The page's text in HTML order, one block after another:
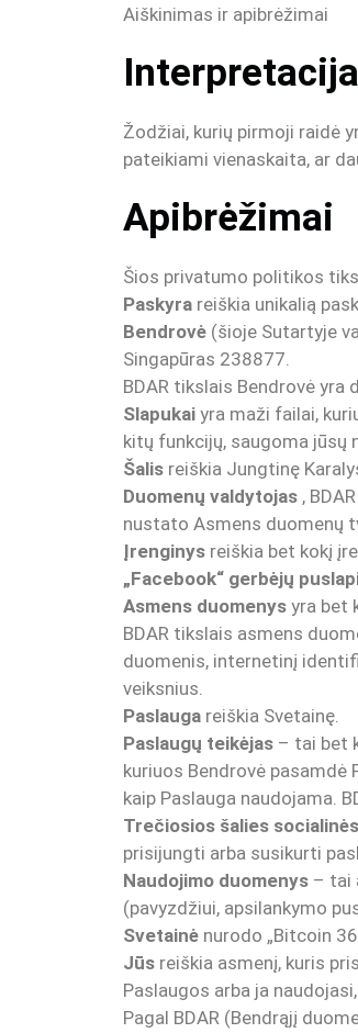
Aiškinimas ir apibrėžimai
Interpretacija
Žodžiai, kurių pirmoji raidė
pateikiami vienaskaita, ar
Apibrėžimai
Šios privatumo politikos
Paskyra reiškia unikalią
Bendrovė (šioje Sutartyje
Singapūras 238877.
BDAR tikslais Bendrovė yra
Slapukai yra maži failai,
kitų funkcijų, saugoma
Šalis reiškia Jungtinę
Duomenų valdytojas ,
nustato Asmens duomenų
Įrenginys reiškia bet kokį
„Facebook“ gerbėjų
Asmens duomenys yra bet
BDAR tikslais asmens
duomenis, internetinį
veiksnius.
Paslauga reiškia Svetainę.
Paslaugų teikėjas – tai bet
kuriuos Bendrovė
kaip Paslauga naudojama.
Trečiosios šalies
prisijungti arba susikurti
Naudojimo duomenys – tai
(pavyzdžiui, apsilankymo
Svetainė nurodo „Bitcoin
Jūs reiškia asmenį, kuris
Paslaugos arba ja
Pagal BDAR (Bendrąjį